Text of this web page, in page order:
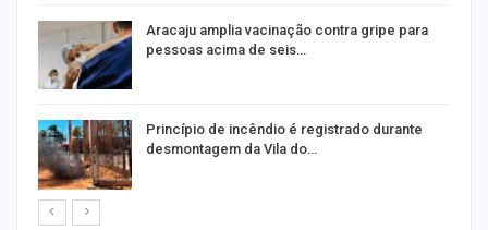
Aracaju amplia vacinação contra gripe para
pessoas acima de seis…
Princípio de incêndio é registrado durante
desmontagem da Vila do…